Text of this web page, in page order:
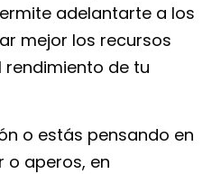
adelantarte a los
mejor los recursos
rendimiento de tu
o estás pensando en
aperos, en